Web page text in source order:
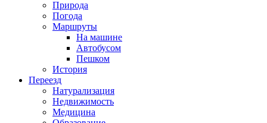
Природа
Погода
Маршруты
На машине
Автобусом
Пешком
История
Переезд
Натурализация
Недвижимость
Медицина